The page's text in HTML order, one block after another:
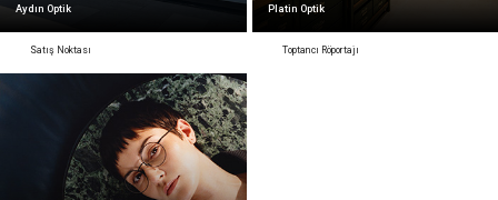
Aydın Optik
Satış Noktası
Platin Optik
Toptancı Röportajı